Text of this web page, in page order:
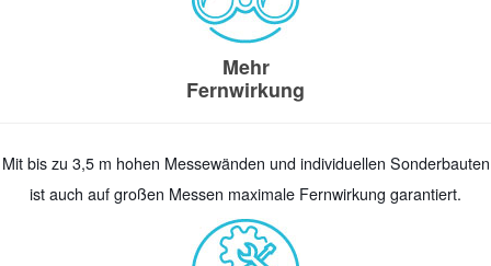
Mehr
Fernwirkung
Mit bis zu 3,5 m hohen Messewänden und individuellen Sonderbauten
ist auch auf großen Messen maximale Fernwirkung garantiert.